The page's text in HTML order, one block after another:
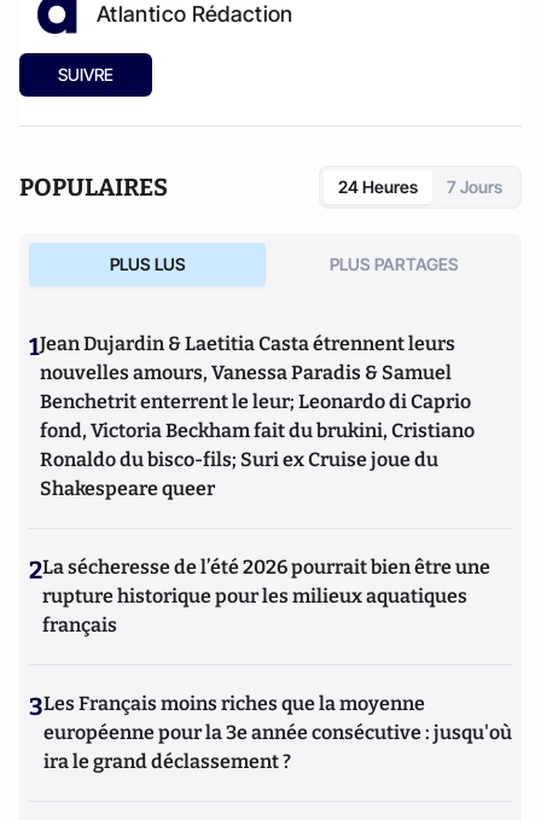
Atlantico Rédaction
SUIVRE
POPULAIRES 24 Heures 7 Jours
PLUS LUS PLUS PARTAGES
1Jean Dujardin & Laetitia Casta étrennent leurs
nouvelles amours, Vanessa Paradis & Samuel
Benchetrit enterrent le leur; Leonardo di Caprio
fond, Victoria Beckham fait du brukini, Cristiano
Ronaldo du bisco-fils; Suri ex Cruise joue du
Shakespeare queer
2La sécheresse de l’été 2026 pourrait bien être une
rupture historique pour les milieux aquatiques
français
3Les Français moins riches que la moyenne
européenne pour la 3e année consécutive : jusqu'où
ira le grand déclassement ?